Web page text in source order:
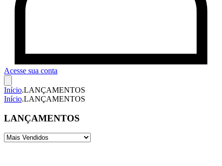
Acesse sua conta
Início.LANÇAMENTOS
Início.LANÇAMENTOS
LANÇAMENTOS